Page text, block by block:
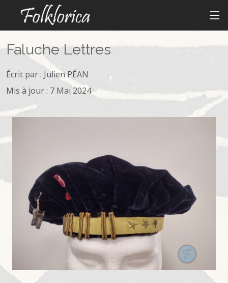
Faluche Lettres
Écrit par : Julien PÉAN
Mis à jour : 7 Mai 2024